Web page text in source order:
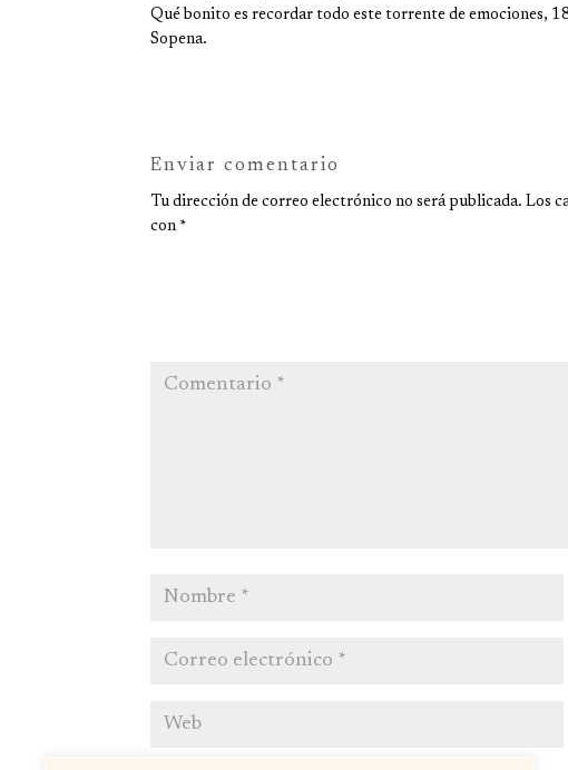
Qué bonito es recordar todo este torrente de emociones,
Sopena.
Enviar comentario
Tu dirección de correo electrónico no será publicada. Los
con *